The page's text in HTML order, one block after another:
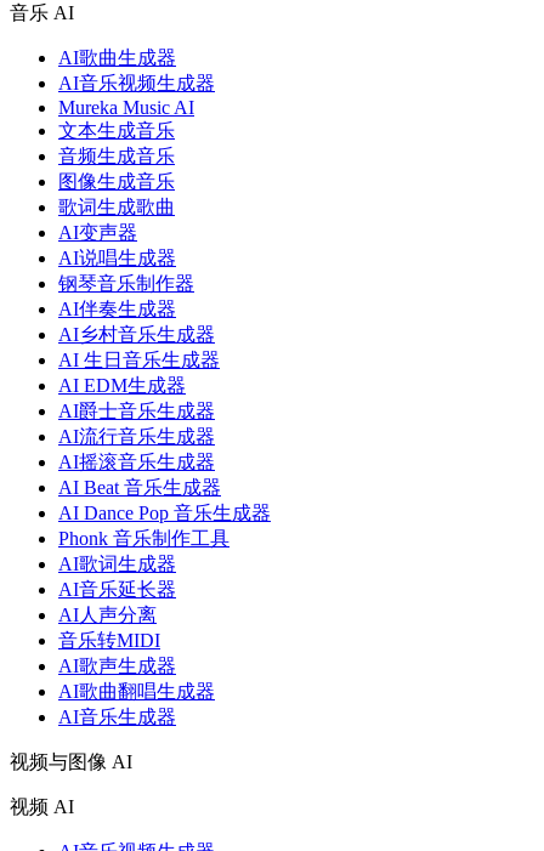
音乐 AI
AI歌曲生成器
AI音乐视频生成器
Mureka Music AI
文本生成音乐
音频生成音乐
图像生成音乐
歌词生成歌曲
AI变声器
AI说唱生成器
钢琴音乐制作器
AI伴奏生成器
AI乡村音乐生成器
AI 生日音乐生成器
AI EDM生成器
AI爵士音乐生成器
AI流行音乐生成器
AI摇滚音乐生成器
AI Beat 音乐生成器
AI Dance Pop 音乐生成器
Phonk 音乐制作工具
AI歌词生成器
AI音乐延长器
AI人声分离
音乐转MIDI
AI歌声生成器
AI歌曲翻唱生成器
AI音乐生成器
视频与图像 AI
视频 AI